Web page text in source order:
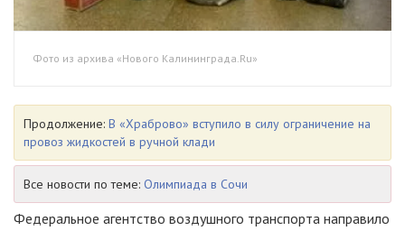
Фото из архива «Нового Калининграда.Ru»
Продолжение: В «Храброво» вступило в силу ограничение на
провоз жидкостей в ручной клади
Все новости по теме: Олимпиада в Сочи
Федеральное агентство воздушного транспорта направило